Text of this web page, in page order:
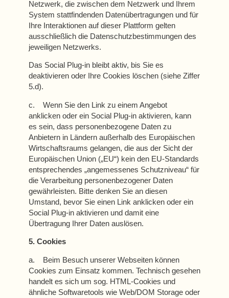
Netzwerk, die zwischen dem Netzwerk und Ihrem
System stattfindenden Datenübertragungen und für
Ihre Interaktionen auf dieser Plattform gelten
ausschließlich die Datenschutzbestimmungen des
jeweiligen Netzwerks.
Das Social Plug-in bleibt aktiv, bis Sie es
deaktivieren oder Ihre Cookies löschen (siehe Ziffer
5.d).
c. Wenn Sie den Link zu einem Angebot
anklicken oder ein Social Plug-in aktivieren, kann
es sein, dass personenbezogene Daten zu
Anbietern in Ländern außerhalb des Europäischen
Wirtschaftsraums gelangen, die aus der Sicht der
Europäischen Union („EU“) kein den EU-Standards
entsprechendes „angemessenes Schutzniveau“ für
die Verarbeitung personenbezogener Daten
gewährleisten. Bitte denken Sie an diesen
Umstand, bevor Sie einen Link anklicken oder ein
Social Plug-in aktivieren und damit eine
Übertragung Ihrer Daten auslösen.
5. Cookies
a. Beim Besuch unserer Webseiten können
Cookies zum Einsatz kommen. Technisch gesehen
handelt es sich um sog. HTML-Cookies und
ähnliche Softwaretools wie Web/DOM Storage oder